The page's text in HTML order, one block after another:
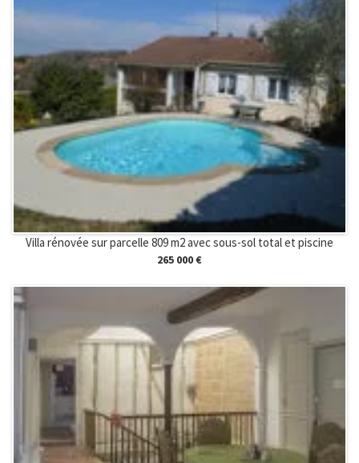
Villa rénovée sur parcelle 809 m2 avec sous-sol total et piscine
265 000 €